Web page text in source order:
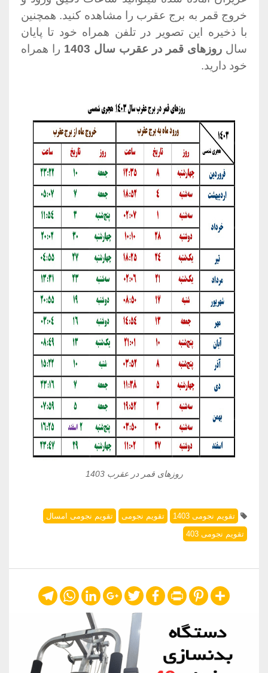
خروج قمر به برج عقرب را مشاهده کنید. همچنین
با ذخیره این تصویر در تلفن همراه خود تا پایان
سال روزهای قمر در عقرب سال 1403
را همراه
خود دارید.
روزهای قمر در عقرب 1403
تقویم نجومی 1403 تقویم نجومی
تقویم نجومی امسال
تقویم نجومی 403
Share
Pinterest
Print
Facebook
Twitter
Google+
LinkedIn
WhatsApp
Telegram